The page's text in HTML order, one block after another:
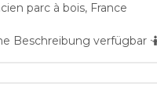
parc à bois, France
Beschreibung verfügbar